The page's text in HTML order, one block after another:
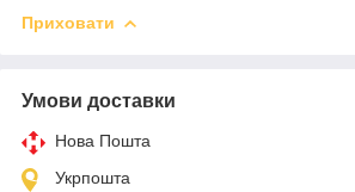
Приховати
Умови доставки
Нова Пошта
Укрпошта